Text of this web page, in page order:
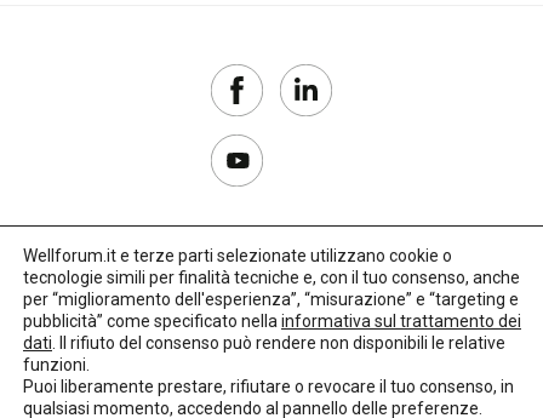
Copyright 2017–2026
Privacy Policy
Credits: LO Studio
Wellforum.it e terze parti selezionate utilizzano cookie o
tecnologie simili per finalità tecniche e, con il tuo consenso, anche
per “miglioramento dell'esperienza”, “misurazione” e “targeting e
pubblicità” come specificato nella informativa sul trattamento dei
dati . Il rifiuto del consenso può rendere non disponibili le relative
funzioni.
Puoi liberamente prestare, rifiutare o revocare il tuo consenso, in
qualsiasi momento, accedendo al pannello delle preferenze.